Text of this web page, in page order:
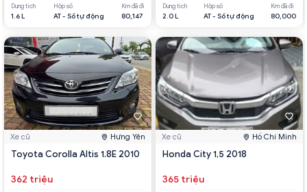
Dung tích
1.6 L
Hộp số
AT - Số tự động
Km đã đi
80,147
Xe cũ Hưng Yên
Toyota Corolla Altis 1.8E 2010
362 triệu
Dung tích
2.0 L
Hộp số
AT - Số tự động
Km đã đi
80,000
Xe cũ Hồ Chí Minh
Honda City 1,5 2018
365 triệu